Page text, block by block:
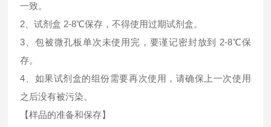
一致。
2、试剂盒 2-8℃保存，不得使用过期试剂盒。
3、包被微孔板单次未使用完，要谨记密封放到 2-8℃保
存。
4、如果试剂盒的组份需要再次使用，请确保上一次使用
之后没有被污染。
【样品的准备和保存】